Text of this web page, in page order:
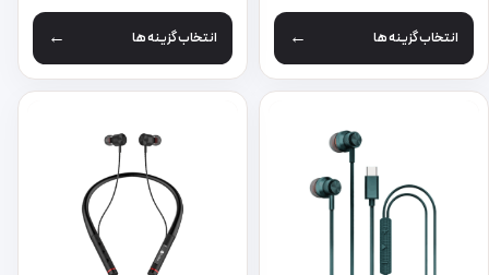
انتخاب گزینه ها انتخاب گزینه ها